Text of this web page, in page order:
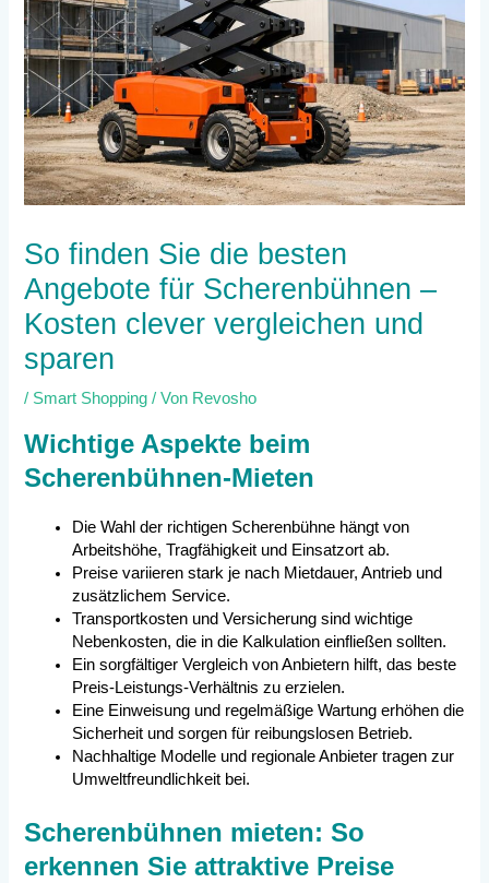
So finden Sie die besten
Angebote für Scherenbühnen –
Kosten clever vergleichen und
sparen
/ Smart Shopping / Von Revosho
Wichtige Aspekte beim
Scherenbühnen-Mieten
Die Wahl der richtigen Scherenbühne hängt von
Arbeitshöhe, Tragfähigkeit und Einsatzort ab.
Preise variieren stark je nach Mietdauer, Antrieb und
zusätzlichem Service.
Transportkosten und Versicherung sind wichtige
Nebenkosten, die in die Kalkulation einfließen sollten.
Ein sorgfältiger Vergleich von Anbietern hilft, das beste
Preis-Leistungs-Verhältnis zu erzielen.
Eine Einweisung und regelmäßige Wartung erhöhen die
Sicherheit und sorgen für reibungslosen Betrieb.
Nachhaltige Modelle und regionale Anbieter tragen zur
Umweltfreundlichkeit bei.
Scherenbühnen mieten: So
erkennen Sie attraktive Preise